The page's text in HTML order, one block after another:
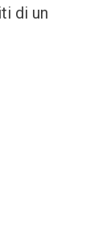
di un